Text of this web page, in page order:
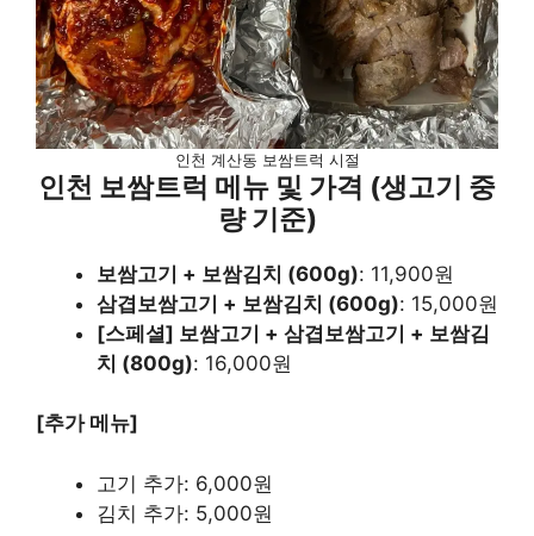
인천 계산동 보쌈트럭 시절
인천 보쌈트럭 메뉴 및 가격 (생고기 중
량 기준)
보쌈고기 + 보쌈김치 (600g): 11,900원
삼겹보쌈고기 + 보쌈김치 (600g): 15,000원
[스페셜] 보쌈고기 + 삼겹보쌈고기 + 보쌈김
치 (800g): 16,000원
[추가 메뉴]
고기 추가: 6,000원
김치 추가: 5,000원